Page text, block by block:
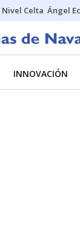
Nivel Celta Ángel
INNOVACIÓN